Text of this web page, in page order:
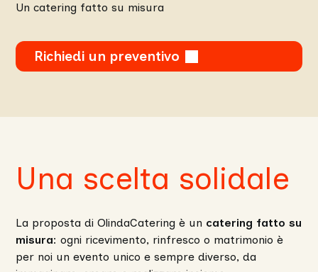
Un catering fatto su misura
Richiedi un preventivo
Una scelta solidale
La proposta di OlindaCatering è un catering fatto su
misura: ogni ricevimento, rinfresco o matrimonio è
per noi un evento unico e sempre diverso, da